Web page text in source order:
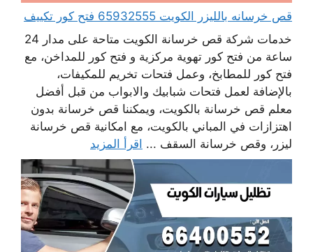
قص خرسانه بالليزر الكويت 65932555 فتح كور تكييف
خدمات شركة قص خرسانة الكويت متاحة على مدار 24
ساعة من فتح كور تهوية مركزية و فتح كور للمداخن، مع
فتح كور للمطابخ، وعمل فتحات تخريم للمكيفات،
بالإضافة لعمل فتحات شبابيك والابواب من قبل أفضل
معلم قص خرسانة بالكويت، ويمكننا قص خرسانة بدون
اهتزازات في المباني بالكويت، مع امكانية قص خرسانة
ليزر، وقص خرسانة السقف ... اقرأ المزيد